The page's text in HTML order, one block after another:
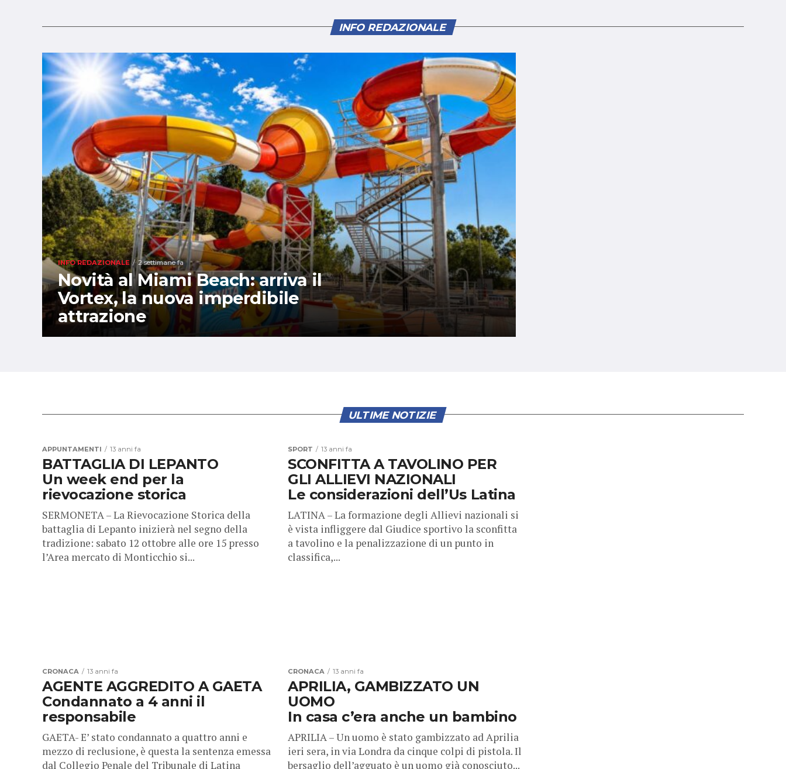
INFO REDAZIONALE
INFO REDAZIONALE 2 settimane fa
Novità al Miami Beach: arriva il
Vortex, la nuova imperdibile
attrazione
ULTIME NOTIZIE
APPUNTAMENTI 13 anni fa
BATTAGLIA DI LEPANTO
Un week end per la
rievocazione storica
SERMONETA – La Rievocazione Storica della
battaglia di Lepanto inizierà nel segno della
tradizione: sabato 12 ottobre alle ore 15 presso
l’Area mercato di Monticchio si...
SPORT 13 anni fa
SCONFITTA A TAVOLINO PER
GLI ALLIEVI NAZIONALI
Le considerazioni dell’Us Latina
LATINA – La formazione degli Allievi nazionali si
è vista infliggere dal Giudice sportivo la sconfitta
a tavolino e la penalizzazione di un punto in
classifica,...
CRONACA 13 anni fa
AGENTE AGGREDITO A GAETA
Condannato a 4 anni il
responsabile
GAETA- E’ stato condannato a quattro anni e
mezzo di reclusione, è questa la sentenza emessa
dal Collegio Penale del Tribunale di Latina
CRONACA 13 anni fa
APRILIA, GAMBIZZATO UN
UOMO
In casa c’era anche un bambino
APRILIA – Un uomo è stato gambizzato ad Aprilia
ieri sera, in via Londra da cinque colpi di pistola. Il
bersaglio dell’agguato è un uomo già conosciuto...